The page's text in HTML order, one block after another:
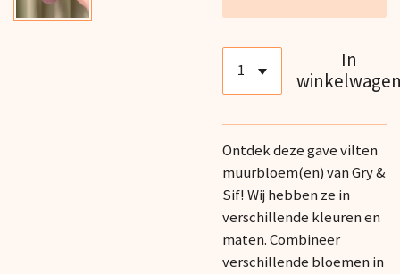
In
Ontdek deze gave vilten
muurbloem(en) van Gry &
Sif! Wij hebben ze in
verschillende kleuren en
maten. Combineer
verschillende bloemen in